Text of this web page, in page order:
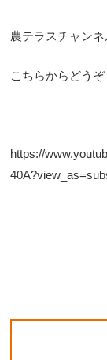
農テラスチャン
こちらからどうぞ
https://